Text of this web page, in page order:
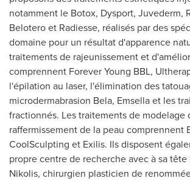
notamment le Botox, Dysport, Juvederm,
Belotero et Radiesse, réalisés par des
domaine pour un résultat d'apparence
traitements de rajeunissement et
comprennent Forever Young BBL,
l'épilation au laser, l'élimination des
microdermabrasion Bela, Emsella et les
fractionnés. Les traitements de modelage
raffermissement de la peau comprennent
CoolSculpting et Exilis. Ils disposent
propre centre de recherche avec à sa tête
Nikolis, chirurgien plasticien de